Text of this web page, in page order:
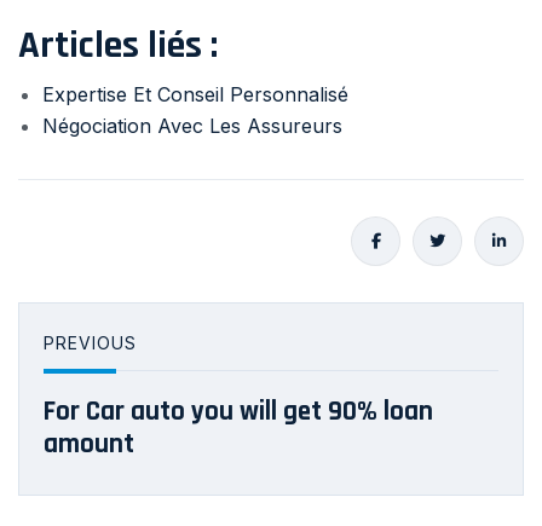
Articles liés :
Expertise Et Conseil Personnalisé
Négociation Avec Les Assureurs
PREVIOUS
For Car auto you will get 90% loan
amount